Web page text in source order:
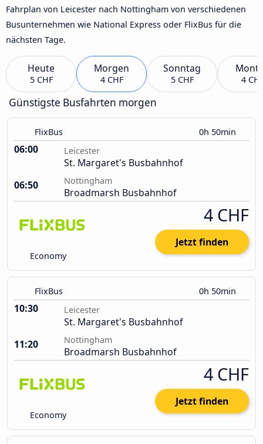
Fahrplan von Leicester nach Nottingham von verschiedenen
Busunternehmen wie National Express oder FlixBus für die
nächsten Tage.
Heute
5 CHF
Morgen
4 CHF
Sonntag
5 CHF 4
Günstigste Busfahrten morgen
FlixBus 0h 50min
06:00 Leicester
St. Margaret's Busbahnhof
06:50
Nottingham
Broadmarsh Busbahnhof
Economy
4 CHF
Jetzt finden
FlixBus 0h 50min
10:30 Leicester
St. Margaret's Busbahnhof
11:20
Nottingham
Broadmarsh Busbahnhof
Economy
4 CHF
Jetzt finden